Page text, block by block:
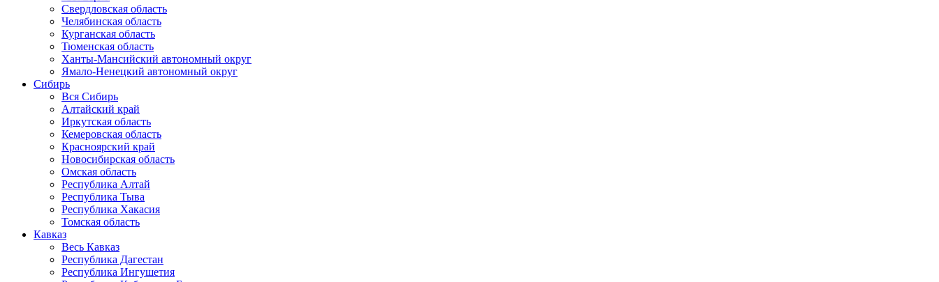
Свердловская область
Челябинская область
Курганская область
Тюменская область
Ханты-Мансийский автономный округ
Ямало-Ненецкий автономный округ
Сибирь
Вся Сибирь
Алтайский край
Иркутская область
Кемеровская область
Красноярский край
Новосибирская область
Омская область
Республика Алтай
Республика Тыва
Республика Хакасия
Томская область
Кавказ
Весь Кавказ
Республика Дагестан
Республика Ингушетия